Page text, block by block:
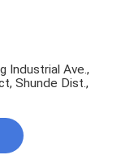
Industrial Ave.,
Shunde Dist.,